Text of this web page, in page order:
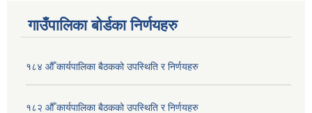
गाउँपालिका बोर्डका निर्णयहरु
१८४ औँ कार्यपालिका बैठकको उपस्थिति र निर्णयहरु
१८२ औँ कार्यपालिका बैठकको उपस्थिति र निर्णयहरु